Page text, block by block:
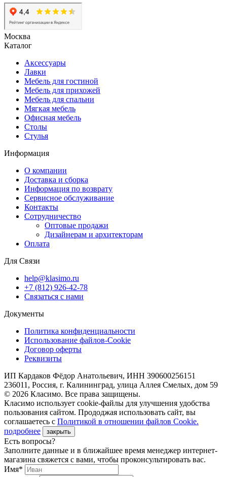
Москва
Каталог
Аксессуары
Лавки
Мебель для гостиной
Мебель для прихожей
Мебель для спальни
Мягкая мебель
Офисная мебель
Столы
Стулья
Информация
О компании
Доставка и сборка
Информация по возврату
Сервисное обслуживание
Контакты
Сотрудничество
Оптовые продажи
Дизайнерам и архитекторам
Оплата
Для Связи
help@klasimo.ru
+7 (812) 926-42-78
Связаться с нами
Документы
Политика конфиденциальности
Использование файлов-Cookie
Договор оферты
Реквизиты
ИП Кардаков Фёдор Анатольевич, ИНН 390600256151
236011, Россия, г. Калининград, улица Аллея Смелых, дом 59
© 2026 Класимо. Все права защищены.
Класимо использует cookie-файлы для улучшения удобства
пользования сайтом. Прододжая использовать сайт, вы
соглашаетесь с Политикой в отношении файлов Сookie.
подробнее
закрыть
Есть вопросы?
Заполните данные и в ближайшее время менеджер интернет-
магазина свяжется с вами, чтобы проконсультировать вас.
Имя*